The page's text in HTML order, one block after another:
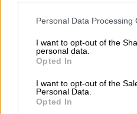
Please note that this website/
not limited to your visit or
grant or deny consent to
use your data for below
consent section.
Personal Data Processing
I want to opt-out of the
personal data.
Opted In
I want to opt-out of the
Personal Data.
Opted In
Κόσμος|22.08.2024 23:00